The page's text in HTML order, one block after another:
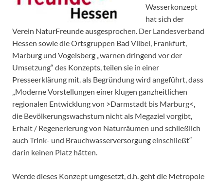
Wasserkonzept
hat sich der
Verein NaturFreunde ausgesprochen. Der Landesverband
Hessen sowie die Ortsgruppen Bad Vilbel, Frankfurt,
Marburg und Vogelsberg „warnen dringend vor der
Umsetzung“ des Konzepts, teilen sie in einer
Presseerklärung mit. als Begründung wird angeführt, dass
„Moderne Vorstellungen einer klugen ganzheitlichen
regionalen Entwicklung von >Darmstadt bis Marburg<,
die Bevölkerungswachstum nicht als Megaziel vorgibt,
Erhalt / Regenerierung von Naturräumen und schließlich
auch Trink- und Brauchwasserversorgung einschließt“
darin keinen Platz hätten.
Werde dieses Konzept umgesetzt, d.h. geht die Metropole